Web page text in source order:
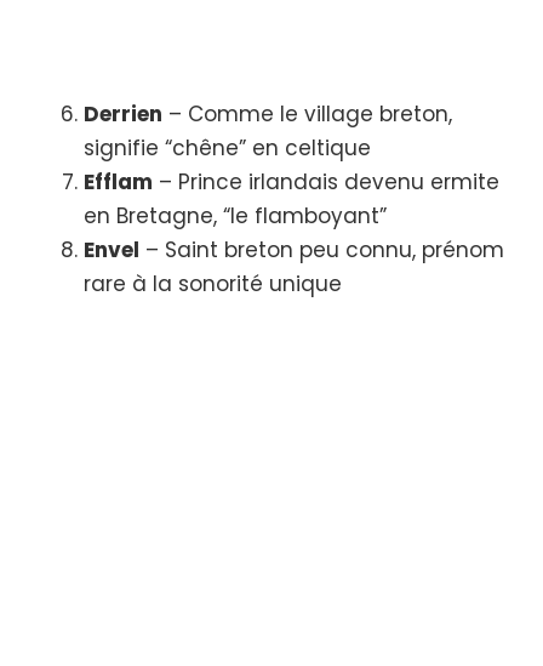
Derrien – Comme le village breton,
signifie “chêne” en celtique
Efflam – Prince irlandais devenu ermite
en Bretagne, “le flamboyant”
Envel – Saint breton peu connu, prénom
rare à la sonorité unique